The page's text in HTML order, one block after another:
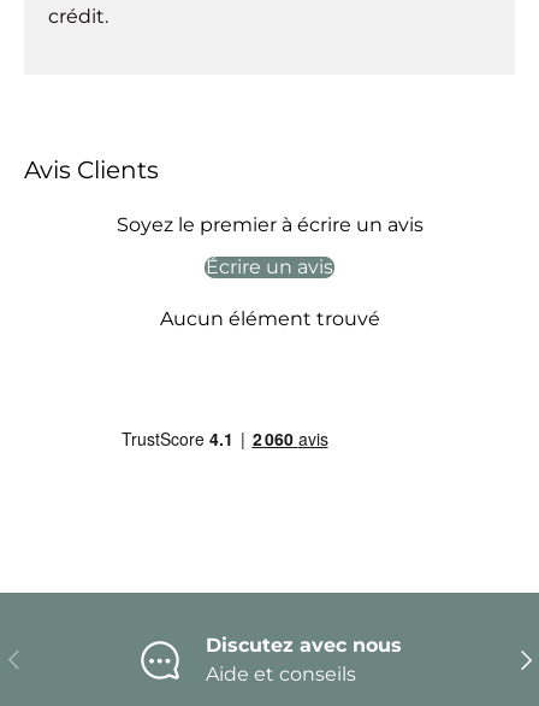
crédit.
Avis Clients
Soyez le premier à écrire un avis
Écrire un avis
Aucun élément trouvé
Précédent
Discutez avec nous
Aide et conseils